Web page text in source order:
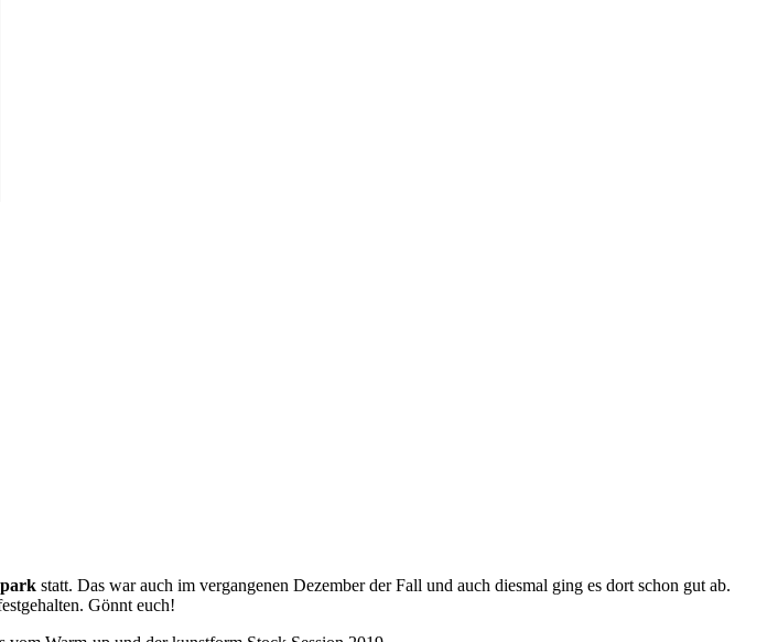
statt. Das war auch im vergangenen Dezember der Fall und auch diesmal ging es dort schon gut ab.
Gönnt euch!